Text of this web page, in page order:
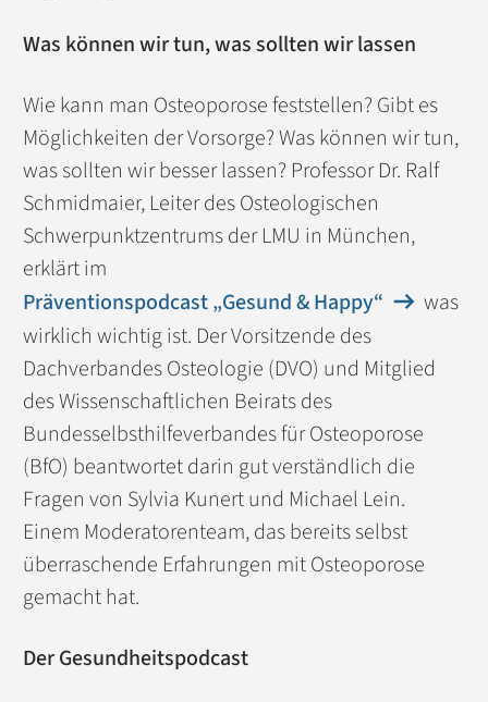
Was können wir tun, was sollten wir lassen
Wie kann man Osteoporose feststellen? Gibt es
Möglichkeiten der Vorsorge? Was können wir tun,
was sollten wir besser lassen? Professor Dr. Ralf
Schmidmaier, Leiter des Osteologischen
Schwerpunktzentrums der LMU in München,
erklärt im
Präventionspodcast „Gesund & Happy“
was
wirklich wichtig ist. Der Vorsitzende des
Dachverbandes Osteologie (DVO) und Mitglied
des Wissenschaftlichen Beirats des
Bundesselbsthilfeverbandes für Osteoporose
(BfO) beantwortet darin gut verständlich die
Fragen von Sylvia Kunert und Michael Lein.
Einem Moderatorenteam, das bereits selbst
überraschende Erfahrungen mit Osteoporose
gemacht hat.
Der Gesundheitspodcast